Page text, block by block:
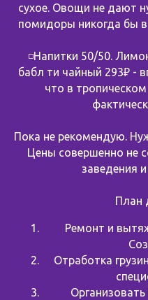
сухое. Овощи не дают
помидоры никогда бы
◽️Напитки 50/50.
бабл ти чайный 293₽ -
что в
Пока не рекомендую.
Цены совершенно не
заведения
План
Ремонт и
Отработка